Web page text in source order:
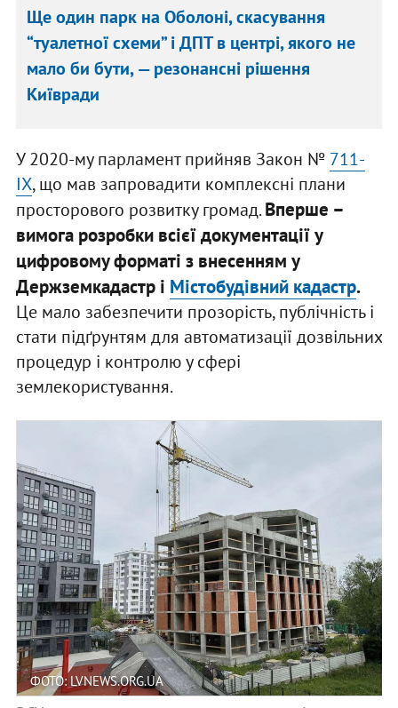
Ще один парк на Оболоні, скасування
“туалетної схеми” і ДПТ в центрі, якого не
мало би бути, — резонансні рішення
Київради
У 2020-му парламент прийняв Закон № 711-
IX, що мав запровадити комплексні плани
просторового розвитку громад.Вперше –
вимога розробки всієї документації у
цифровому форматі з внесенням у
Держземкадастр і Містобудівний кадастр.
Це мало забезпечити прозорість, публічність і
стати підґрунтям для автоматизації дозвільних
процедур і контролю у сфері
землекористування.
ФОТО: LVNEWS.ORG.UA